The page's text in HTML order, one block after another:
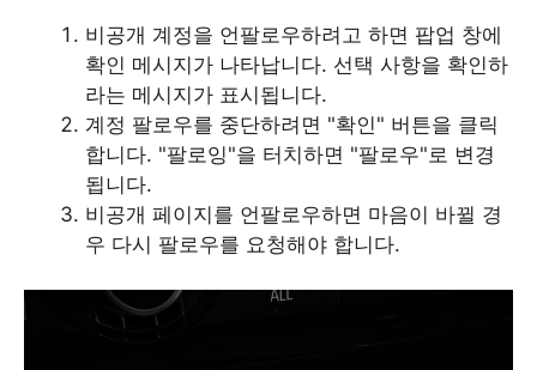
비공개 계정을 언팔로우하려고 하면 팝업 창에
확인 메시지가 나타납니다. 선택 사항을 확인하
라는 메시지가 표시됩니다.
계정 팔로우를 중단하려면 "확인" 버튼을 클릭
합니다. "팔로잉"을 터치하면 "팔로우"로 변경
됩니다.
비공개 페이지를 언팔로우하면 마음이 바뀔 경
우 다시 팔로우를 요청해야 합니다.